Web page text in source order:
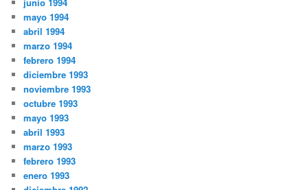
mayo 1994
abril 1994
marzo 1994
febrero 1994
diciembre 1993
noviembre 1993
octubre 1993
mayo 1993
abril 1993
marzo 1993
febrero 1993
enero 1993